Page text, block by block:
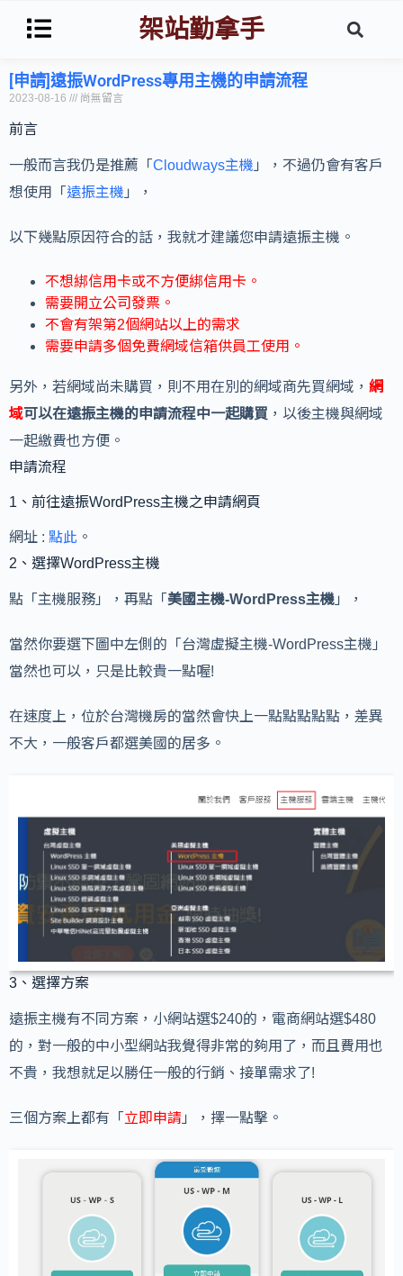
架站勤拿手
[申請]遠振WordPress專用主機的申請流程
2023-08-16 尚無留言
前言
一般而言我仍是推薦「 Cloudways主機 」，不過仍會有客戶
想使用「 遠振主機 」，
以下幾點原因符合的話，我就才建議您申請遠振主機。
不想綁信用卡或不方便綁信用卡。
需要開立公司發票。
不會有架第2個網站以上的需求
需要申請多個免費網域信箱供員工使用。
另外，若網域尚未購買，則不用在別的網域商先買網域， 網
域可以在遠振主機的申請流程中一起購買 ，以後主機與網域
一起繳費也方便。
申請流程
1、前往遠振WordPress主機之申請網頁
網址 : 點此 。
2、選擇WordPress主機
點「主機服務」，再點「 美國主機-WordPress主機 」，
當然你要選下圖中左側的「台灣虛擬主機-WordPress主機」
當然也可以，只是比較貴一點喔!
在速度上，位於台灣機房的當然會快上一點點點點點，差異
不大，一般客戶都選美國的居多。
3、選擇方案
遠振主機有不同方案，小網站選$240的，電商網站選$480
的，對一般的中小型網站我覺得非常的夠用了，而且費用也
不貴，我想就足以勝任一般的行銷、接單需求了!
三個方案上都有「 立即申請 」，擇一點擊。